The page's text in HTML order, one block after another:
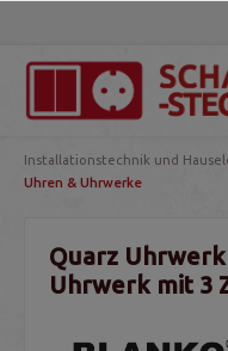
Installationstechnik und
Uhren & Uhrwerke
Quarz
Uhrwerk mit 3